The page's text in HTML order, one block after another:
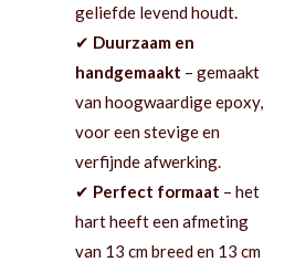
geliefde levend houdt.
✔ Duurzaam en
handgemaakt – gemaakt
van hoogwaardige epoxy,
voor een stevige en
verfijnde afwerking.
✔ Perfect formaat – het
hart heeft een afmeting
van 13 cm breed en 13 cm